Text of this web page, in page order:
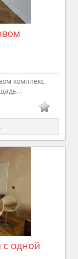
комплекс
одной